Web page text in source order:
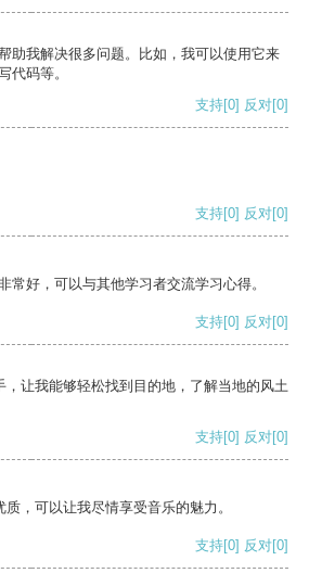
助我解决很多问题。比如，我可以使用它来
代码等。
支持[0] 反对[0]
支持[0] 反对[0]
常好，可以与其他学习者交流学习心得。
支持[0] 反对[0]
，让我能够轻松找到目的地，了解当地的风土
支持[0] 反对[0]
，可以让我尽情享受音乐的魅力。
支持[0] 反对[0]